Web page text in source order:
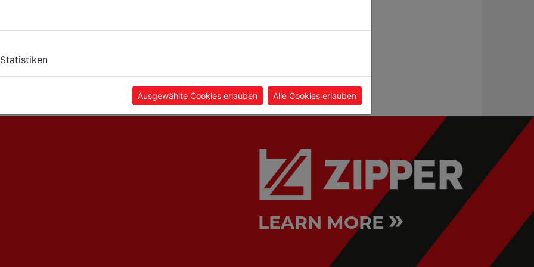
LEARN MORE »
Statistiken
Ausgewählte Cookies erlauben Alle Cookies erlauben